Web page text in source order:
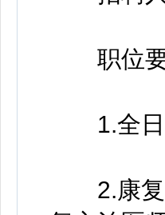
职位要
1.全日
2.康复